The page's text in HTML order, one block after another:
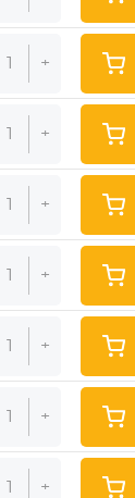
+
+
+
+
+
+
+